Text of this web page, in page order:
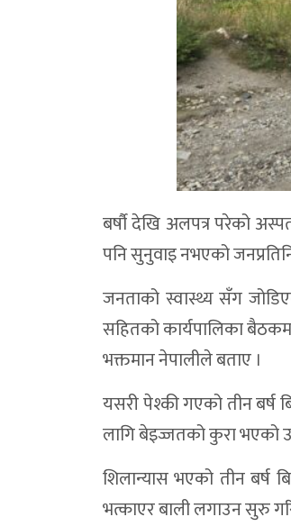
बर्षौ देखि अलपत्र परेको
पनि सुनुवाइ नभएको
जनताको स्वास्थ्य सँग
सहितको कार्यपालिका
भक्तमान नेपालीले बताए ।
यसरी पेश्की गएको तीन बर्ष
लागि बेइज्जतको कुरा भएको
शिलान्यास भएको तीन बर्ष
भत्काएर बाली लगाउन सुरु